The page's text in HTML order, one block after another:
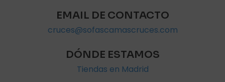
EMAIL DE CONTACTO
cruces@sofascamascruces.com
DÓNDE ESTAMOS
Tiendas en Madrid